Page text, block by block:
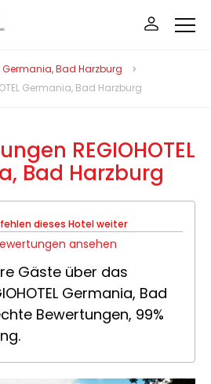
Germania, Bad Harzburg
Germania, Bad Harzburg
REGIOHOTEL
Bad Harzburg
dieses Hotel weiter
ansehen
Gäste über das
Germania, Bad
Bewertungen, 99%